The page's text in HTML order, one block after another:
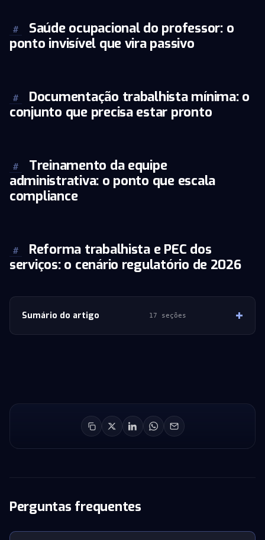
#
Saúde ocupacional do professor: o
ponto invisível que vira passivo
#
Documentação trabalhista mínima: o
conjunto que precisa estar pronto
#
Treinamento da equipe
administrativa: o ponto que escala
compliance
#
Reforma trabalhista e PEC dos
serviços: o cenário regulatório de 2026
Sumário do artigo 17 seções
Perguntas frequentes